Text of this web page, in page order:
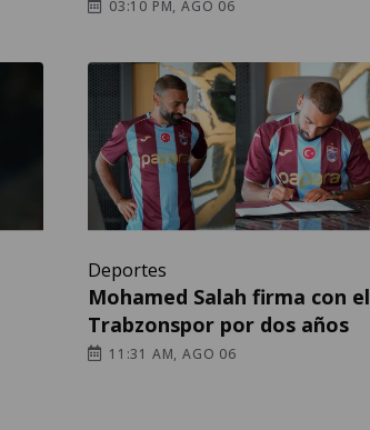
03:10 PM, AGO 06
Deportes
Mohamed Salah firma con el
Trabzonspor por dos años
11:31 AM, AGO 06